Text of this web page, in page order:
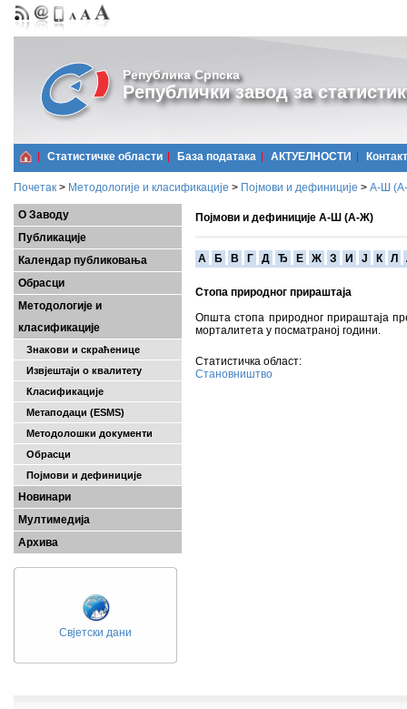
Република Српска
Републички завод за
Статистичке области Базa података АКТУЕЛНОСТИ Контакт
Почетак > Методологије и класификације > Појмови и дефиниције > А-Ш
О Заводу
Публикације
Календар публиковања
Обрасци
Методологије и
класификације
Знакови и скраћенице
Извјештаји о квалитету
Класификације
Метаподаци (ESMS)
Методолошки документи
Обрасци
Појмови и дефиниције
Новинари
Мултимедија
Архива
Свјетски дани
Појмови и дефиниције А-Ш (А-Ж)
A Б В Г Д Ђ Е Ж З И Ј К Л
Стопа природног прираштаја
Општа стопа природног прираштаја
морталитета у посматраној години.
Статистичка област:
Становништво